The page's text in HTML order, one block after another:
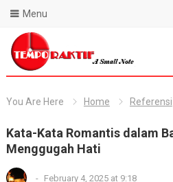
Blog Temporaktif
Menu
You Are Here Home Referensi
Kata-Kata Romantis dalam
Menggugah Hati
- February 4, 2025 at 9:18